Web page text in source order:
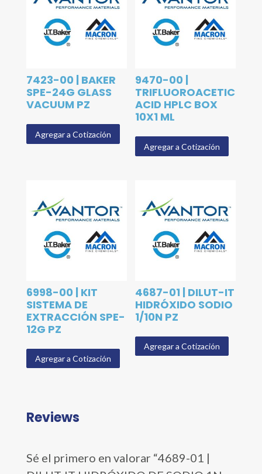
7423-00 | BAKER
SPE-24G GLASS
VACUUM PZ
Agregar a Cotización
9470-00 |
TRIFLUOROACETIC
ACID HPLC BOX
10X1 ML
Agregar a Cotización
6998-00 | KIT
SISTEMA DE
EXTRACCIÓN SPE-
12G PZ
Agregar a Cotización
4687-01 | DILUT-IT
HIDRÓXIDO SODIO
1/10N PZ
Agregar a Cotización
Reviews
Sé el primero en valorar “4689-01 |